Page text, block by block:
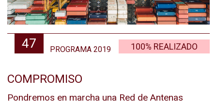
47 PROGRAMA 2019 100% REALIZADO
COMPROMISO
Pondremos en marcha una Red de Antenas